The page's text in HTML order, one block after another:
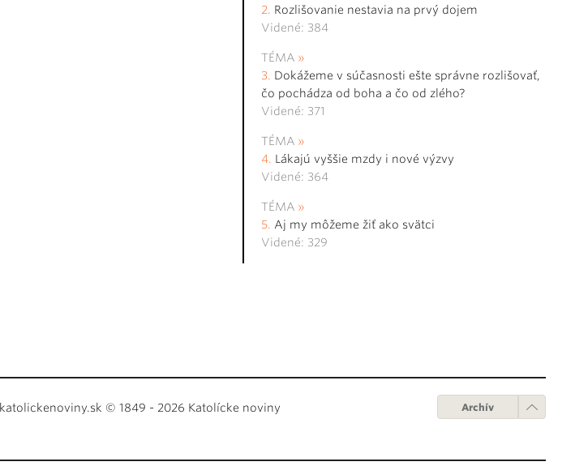
Rozlišovanie nestavia na prvý dojem
Videné: 384
TÉMA
Dokážeme v súčasnosti ešte správne rozlišovať,
čo pochádza od boha a čo od zlého?
Videné: 371
TÉMA
Lákajú vyššie mzdy i nové výzvy
Videné: 364
TÉMA
Aj my môžeme žiť ako svätci
Videné: 329
katolickenoviny.sk © 1849 - 2026 Katolícke noviny Archív